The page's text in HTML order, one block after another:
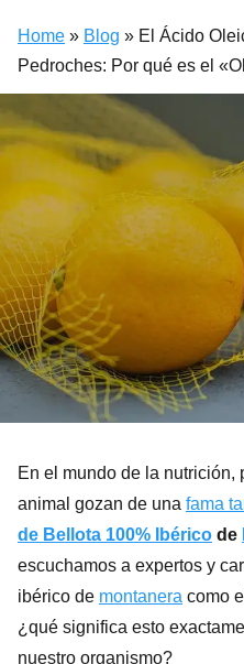
Home » Blog » El Ácido
Pedroches: Por qué es el
En el mundo de la nutrición,
animal gozan de una fama
de Bellota 100% Ibérico de
escuchamos a expertos y
ibérico de montanera como
¿qué significa esto
nuestro organismo?